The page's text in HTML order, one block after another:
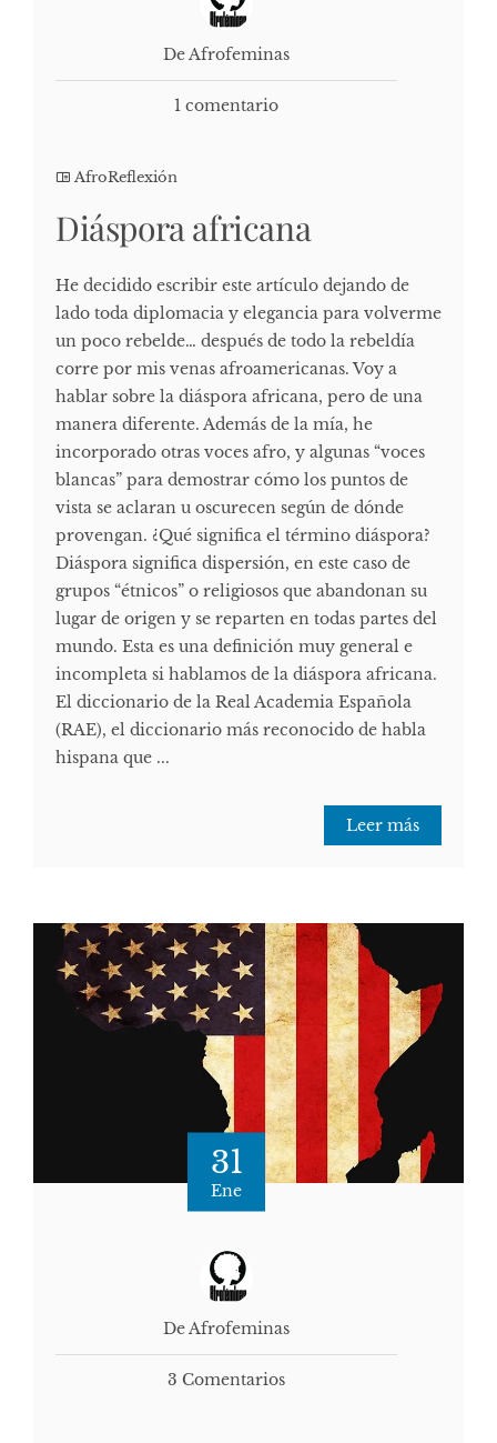
De Afrofeminas
1 comentario
AfroReflexión
Diáspora africana
He decidido escribir este artículo dejando de
lado toda diplomacia y elegancia para volverme
un poco rebelde… después de todo la rebeldía
corre por mis venas afroamericanas. Voy a
hablar sobre la diáspora africana, pero de una
manera diferente. Además de la mía, he
incorporado otras voces afro, y algunas “voces
blancas” para demostrar cómo los puntos de
vista se aclaran u oscurecen según de dónde
provengan. ¿Qué significa el término diáspora?
Diáspora significa dispersión, en este caso de
grupos “étnicos” o religiosos que abandonan su
lugar de origen y se reparten en todas partes del
mundo. Esta es una definición muy general e
incompleta si hablamos de la diáspora africana.
El diccionario de la Real Academia Española
(RAE), el diccionario más reconocido de habla
hispana que ...
Leer más
31
Ene
De Afrofeminas
3 Comentarios